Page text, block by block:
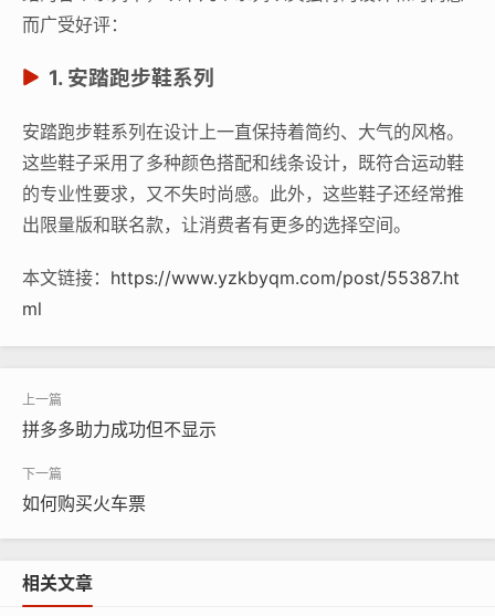
而广受好评：
1. 安踏跑步鞋系列
安踏跑步鞋系列在设计上一直保持着简约、大气的风格。
这些鞋子采用了多种颜色搭配和线条设计，既符合运动鞋
的专业性要求，又不失时尚感。此外，这些鞋子还经常推
出限量版和联名款，让消费者有更多的选择空间。
本文链接： https://www.yzkbyqm.com/post/55387.ht
ml
拼多多助力成功但不显示
如何购买火车票
相关文章